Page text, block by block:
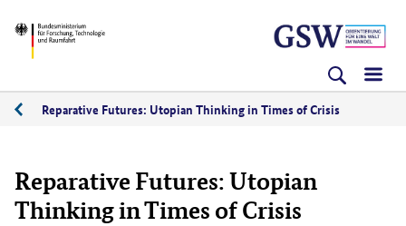
zum
(Eingabetaste)
zum
(Eingabetaste)
zur
(Eingabetaste)
BMFTR
Reparative Futures: Utopian Thinking in Times of Crisis
Reparative Futures: Utopian
Thinking in Times of Crisis